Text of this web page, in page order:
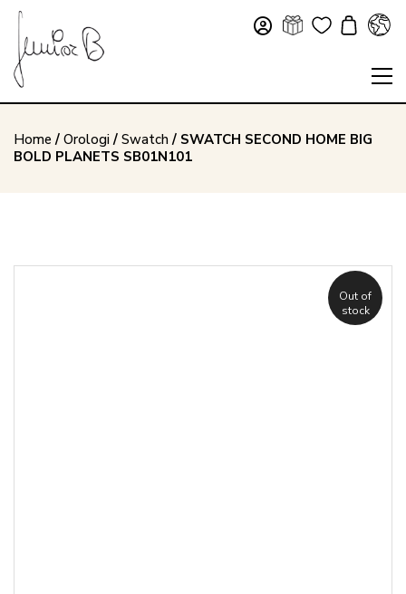
Home / Orologi/ Swatch/ SWATCH SECOND HOME BIG
BOLD PLANETS SB01N101
Out of
stock